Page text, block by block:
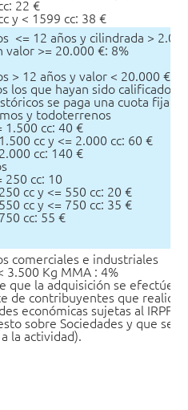
22 €
y < 1599 cc: 38 €
<= 12 años y cilindrada >
valor >= 20.000 €: 8%
> 12 años y valor < 20.000 €,
los que hayan sido calificados
se paga una cuota fija:
y todoterrenos
1.500 cc: 40 €
cc y <= 2.000 cc: 60 €
cc: 140 €
250 cc: 10
cc y <= 550 cc: 20 €
cc y <= 750 cc: 35 €
cc: 55 €
comerciales e industriales
3.500 Kg MMA : 4%
que la adquisición se efectúe
de contribuyentes que realicen
económicas sujetas al IRPF o
sobre Sociedades y que se
la actividad).